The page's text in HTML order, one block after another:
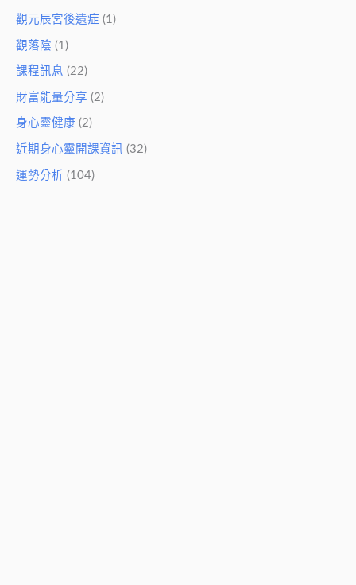
觀元辰宮後遺症 (1)
觀落陰 (1)
課程訊息 (22)
財富能量分享 (2)
身心靈健康 (2)
近期身心靈開課資訊 (32)
運勢分析 (104)